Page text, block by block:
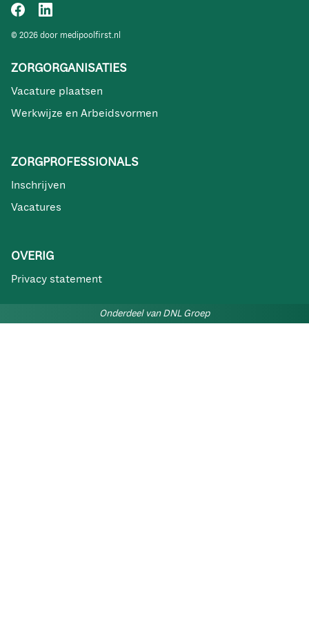
© 2026 door medipoolfirst.nl
ZORGORGANISATIES
Vacature plaatsen
Werkwijze en Arbeidsvormen
ZORGPROFESSIONALS
Inschrijven
Vacatures
OVERIG
Privacy statement
Onderdeel van DNL Groep